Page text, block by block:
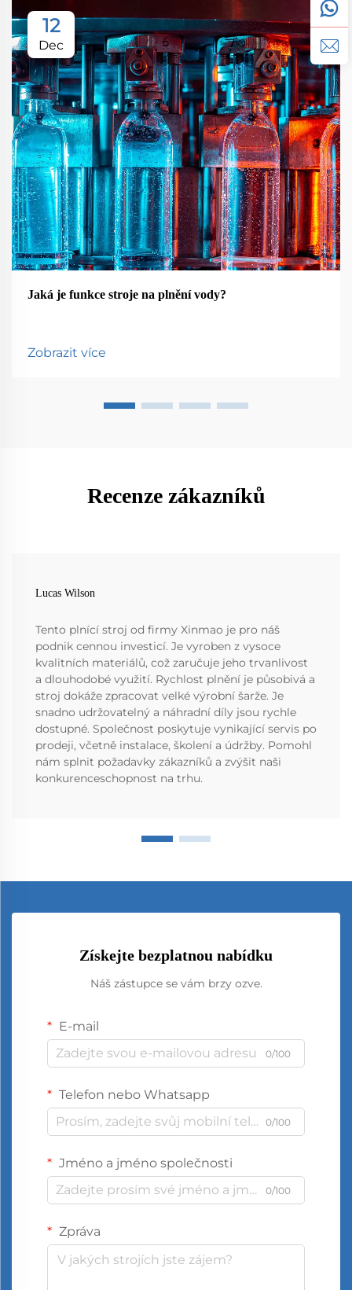
12
Dec
Jaká je funkce stroje na plnění vody?
Zobrazit více
Recenze zákazníků
Lucas Wilson
Tento plnící stroj od firmy Xinmao je pro náš
podnik cennou investicí. Je vyroben z vysoce
kvalitních materiálů, což zaručuje jeho trvanlivost
a dlouhodobé využití. Rychlost plnění je působivá a
stroj dokáže zpracovat velké výrobní šarže. Je
snadno udržovatelný a náhradní díly jsou rychle
dostupné. Společnost poskytuje vynikající servis po
prodeji, včetně instalace, školení a údržby. Pomohl
nám splnit požadavky zákazníků a zvýšit naši
konkurenceschopnost na trhu.
Získejte bezplatnou nabídku
Náš zástupce se vám brzy ozve.
E-mail
0/100
Telefon nebo Whatsapp
0/100
Jméno a jméno společnosti
0/100
Zpráva